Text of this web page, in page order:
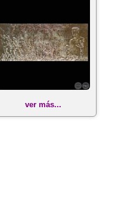
ver más...